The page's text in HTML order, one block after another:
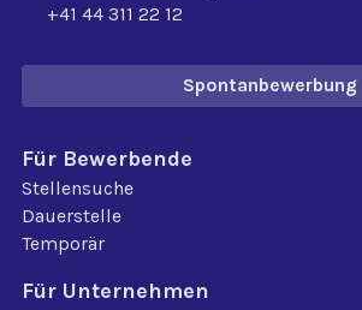
+41 44 311 22 12
Spontanbewerbung
Für Bewerbende
Stellensuche
Dauerstelle
Temporär
Für Unternehmen